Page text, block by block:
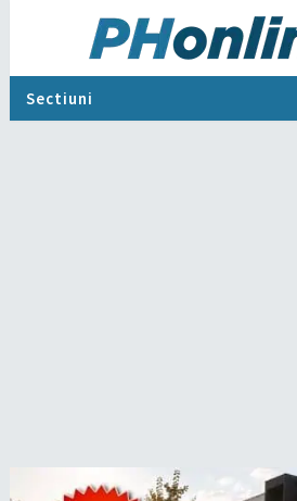
Sectiuni